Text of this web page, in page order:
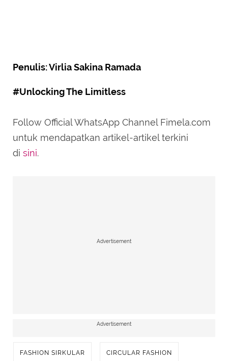
Penulis: Virlia Sakina Ramada
#Unlocking The Limitless
Follow Official WhatsApp Channel Fimela.com
untuk mendapatkan artikel-artikel terkini
di sini.
Advertisement
Advertisement
FASHION SIRKULAR CIRCULAR FASHION